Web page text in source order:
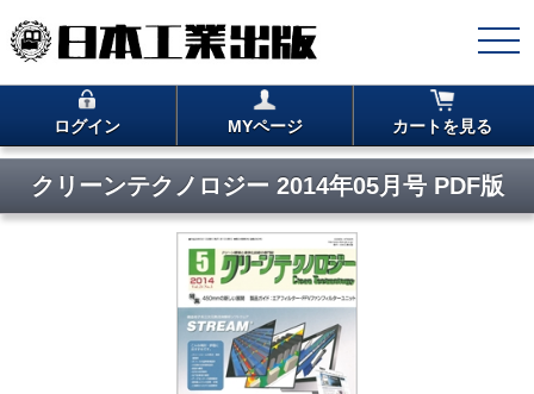
ログイン MYページ カートを見る
クリーンテクノロジー 2014年05月号 PDF版